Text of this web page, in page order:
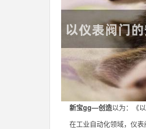
新宝gg—创造以为：《
在工业自动化领域，仪